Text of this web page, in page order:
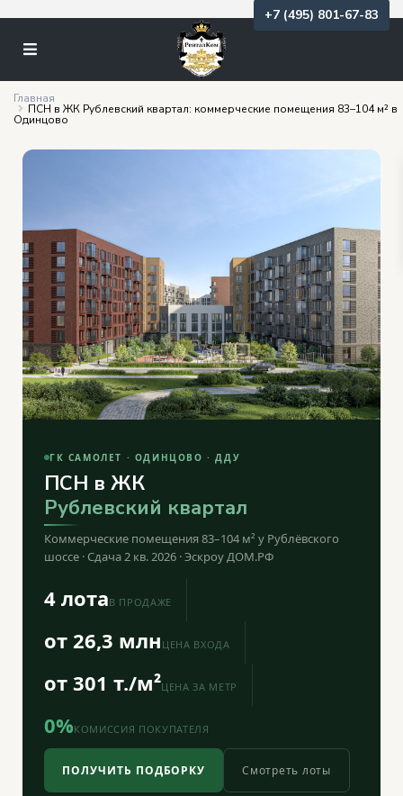
+7 (495) 801-67-83
Главная
ПСН в ЖК Рублевский квартал: коммерческие помещения 83–104 м² в
Одинцово
ГК САМОЛЕТ · ОДИНЦОВО · ДДУ
ПСН в ЖК
Рублевский квартал
Коммерческие помещения 83–104 м² у Рублёвского
шоссе · Сдача 2 кв. 2026 · Эскроу ДОМ.РФ
4 лотаВ ПРОДАЖЕ
от 26,3 млн ЦЕНА ВХОДА
от 301 т./м²ЦЕНА ЗА МЕТР
0%КОМИССИЯ ПОКУПАТЕЛЯ
ПОЛУЧИТЬ ПОДБОРКУ Смотреть лоты